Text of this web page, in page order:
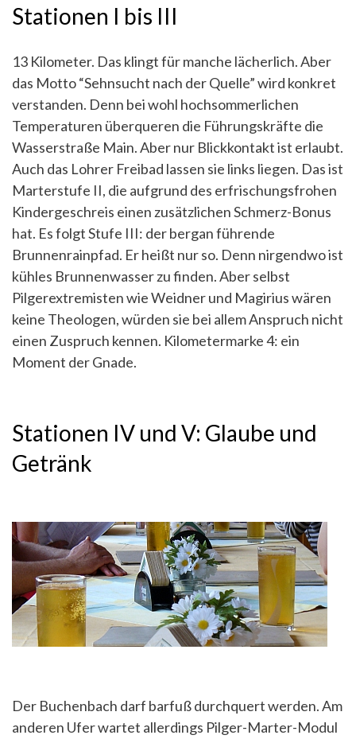
Stationen I bis III
13 Kilometer. Das klingt für manche lächerlich. Aber
das Motto “Sehnsucht nach der Quelle” wird konkret
verstanden. Denn bei wohl hochsommerlichen
Temperaturen überqueren die Führungskräfte die
Wasserstraße Main. Aber nur Blickkontakt ist erlaubt.
Auch das Lohrer Freibad lassen sie links liegen. Das ist
Marterstufe II, die aufgrund des erfrischungsfrohen
Kindergeschreis einen zusätzlichen Schmerz-Bonus
hat. Es folgt Stufe III: der bergan führende
Brunnenrainpfad. Er heißt nur so. Denn nirgendwo ist
kühles Brunnenwasser zu finden. Aber selbst
Pilgerextremisten wie Weidner und Magirius wären
keine Theologen, würden sie bei allem Anspruch nicht
einen Zuspruch kennen. Kilometermarke 4: ein
Moment der Gnade.
Stationen IV und V: Glaube und
Getränk
Der Buchenbach darf barfuß durchquert werden. Am
anderen Ufer wartet allerdings Pilger-Marter-Modul